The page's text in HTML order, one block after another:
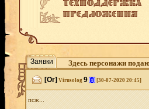
Заявки Здесь персонажи
[Or] Virusolog 9 [i] [30-07-2020 20:45]
псж...